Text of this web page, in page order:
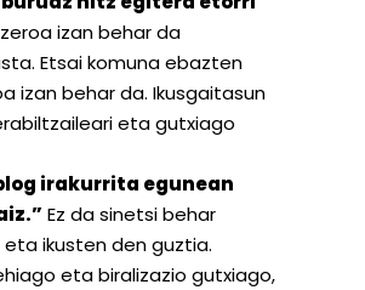
izan behar da
Etsai komuna ebazten
izan behar da. Ikusgaitasun
eta gutxiago
irakurrita egunean
Ez da sinetsi behar
eta ikusten den guztia.
eta biralizazio gutxiago,